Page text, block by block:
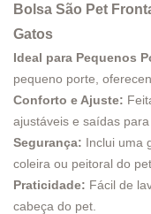
Bolsa São Pet
Gatos
Ideal para Pequenos
pequeno porte,
Conforto e Ajuste:
ajustáveis e saídas para
Segurança: Inclui uma
coleira ou peitoral do
Praticidade: Fácil de
cabeça do pet.